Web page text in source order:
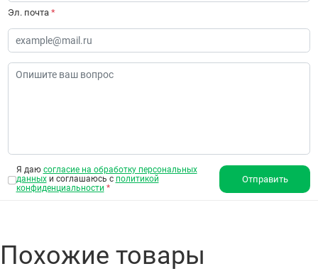
Эл. почта *
Я даю согласие на обработку персональных
данныхи соглашаюсь с политикой
конфиденциальности *
Отправить
Похожие товары